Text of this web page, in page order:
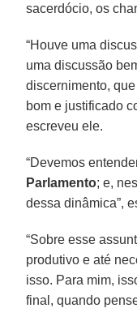
sacerdócio, os
“Houve uma
uma discussão
discernimento,
bom e justificado
escreveu ele.
“Devemos
Parlamento; e,
dessa dinâmica”,
“Sobre esse
produtivo e até
isso. Para mim,
final, quando